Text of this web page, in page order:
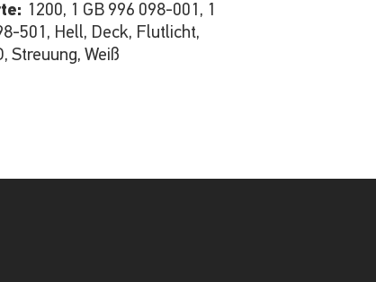
1200, 1 GB 996 098-001, 1
501, Hell, Deck, Flutlicht,
Streuung, Weiß